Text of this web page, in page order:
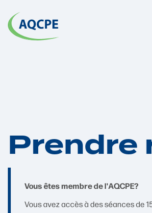
Prendre
Vous êtes membre de l'AQCPE?
Vous avez accès à des séances de